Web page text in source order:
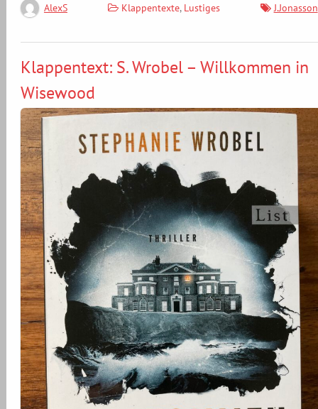
AlexS Klappentexte, Lustiges J.Jonasson
Klappentext: S. Wrobel – Willkommen in
Wisewood